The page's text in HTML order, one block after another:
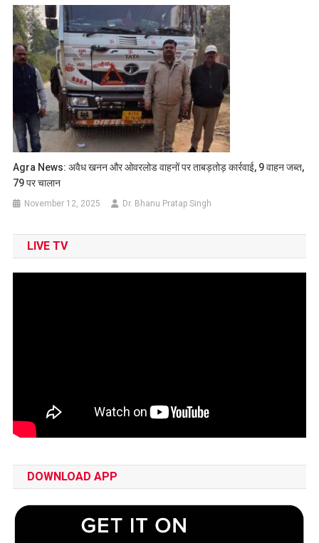
Agra News: अवैध खनन और ओवरलोड वाहनों पर ताबड़तोड़ कार्रवाई, 9 वाहन जब्त,
79 पर चालान
November 12, 2025 Dr. Bhanu Pratap Singh
LIVE TV
DOWNLOAD APP